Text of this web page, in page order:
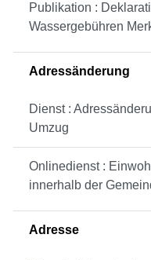
Publikation :
Wassergebühren
Adressänderung
Dienst :
Umzug
Onlinedienst :
innerhalb der
Adresse